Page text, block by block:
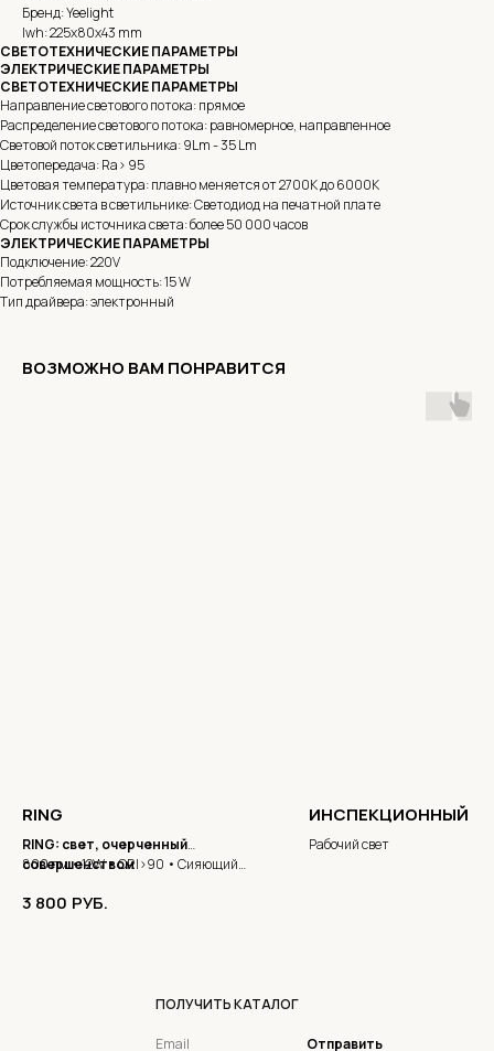
Бренд: Yeelight
lwh: 225x80x43 mm
СВЕТОТЕХНИЧЕСКИЕ ПАРАМЕТРЫ
ЭЛЕКТРИЧЕСКИЕ ПАРАМЕТРЫ
СВЕТОТЕХНИЧЕСКИЕ ПАРАМЕТРЫ
Направление светового потока: прямое
Распределение светового потока: равномерное, направленное
Световой поток светильника: 9Lm - 35 Lm
Цветопередача: Ra> 95
Цветовая температура: плавно меняется от 2700K до 6000K
Источник света в светильнике: Светодиод на печатной плате
Срок службы источника света: более 50 000 часов
ЭЛЕКТРИЧЕСКИЕ ПАРАМЕТРЫ
Подключение: 220V
Потребляемая мощность: 15 W
Тип драйвера: электронный
ВОЗМОЖНО ВАМ ПОНРАВИТСЯ
RING
RING: свет, очерченный
совершенством
800 лм • 12W • CRI>90 • Сияющий
каждой детали — когда свет
3 800 РУБ.
ИНСПЕКЦИОННЫЙ
Рабочий свет
ПОЛУЧИТЬ КАТАЛОГ
Отправить